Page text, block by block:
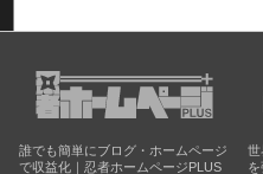
誰でも簡単にブログ・ホームページ
で収益化｜忍者ホームページPLUS
世